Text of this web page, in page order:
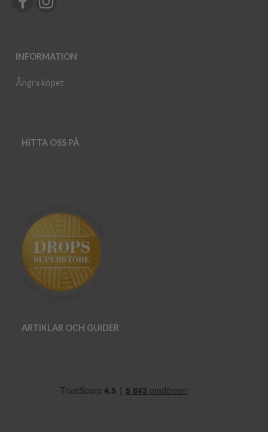
INFORMATION
Ångra köpet
HITTA OSS PÅ
ARTIKLAR OCH GUIDER